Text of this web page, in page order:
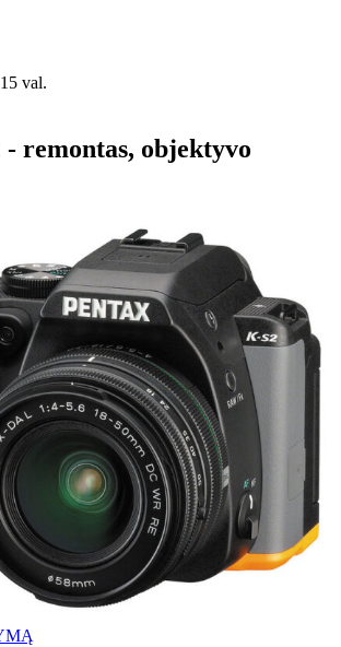
val.
- remontas, objektyvo